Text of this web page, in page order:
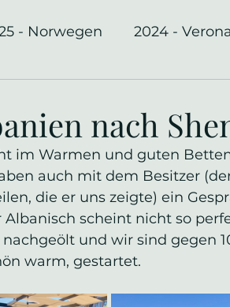
- Norwegen 2024 - Verona
nach
im Warmen und guten
auch mit dem Besitzer
die er uns zeigte) ein
scheint nicht so
und wir sind gegen
warm, gestartet.